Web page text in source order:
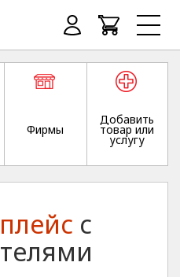
Фирмы
Добавить
товар или
услугу
с